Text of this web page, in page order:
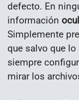
defecto. En
información
Simplemente
que salvo que
siempre
mirar los